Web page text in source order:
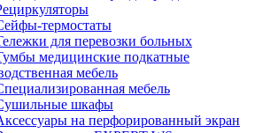
термостаты
для перевозки больных
медицинские подкатные
мебель
мебель
шкафы
на перфорированный экран